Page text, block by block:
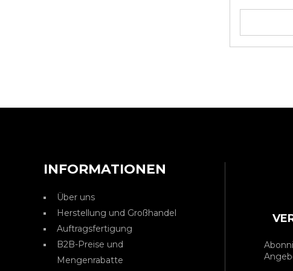
INFORMATIONEN
Über uns
Herstellung und Großhandel
Auftragsfertigung
B2B-Preise und
Mengenrabatte